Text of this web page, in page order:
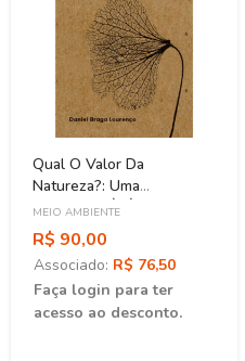
Qual O Valor Da
Natureza?: Uma
Introdução À Ética
Ambiental
MEIO AMBIENTE
R$ 90,00
Associado: R$ 76,50
Faça login para ter
acesso ao desconto.